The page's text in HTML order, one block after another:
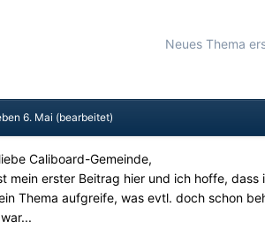
Neues Thema
6. Mai (bearbeitet)
Caliboard-Gemeinde,
mein erster Beitrag hier und ich hoffe,
Thema aufgreife, was evtl. doch schon